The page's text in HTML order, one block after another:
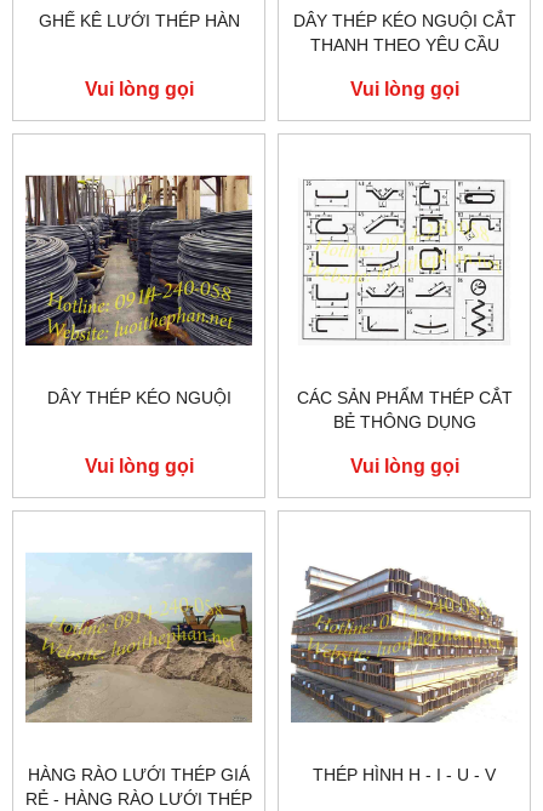
GHẾ KÊ LƯỚI THÉP HÀN
Vui lòng gọi
DÂY THÉP KÉO NGUỘI CẮT
THANH THEO YÊU CẦU
Vui lòng gọi
DÂY THÉP KÉO NGUỘI
Vui lòng gọi
CÁC SẢN PHẨM THÉP CẮT
BẺ THÔNG DỤNG
Vui lòng gọi
HÀNG RÀO LƯỚI THÉP GIÁ
RẺ - HÀNG RÀO LƯỚI THÉP
THÉP HÌNH H - I - U - V